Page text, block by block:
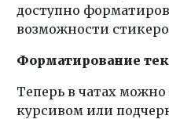
доступно
возможности
Форматирование
Теперь в чатах
курсивом или